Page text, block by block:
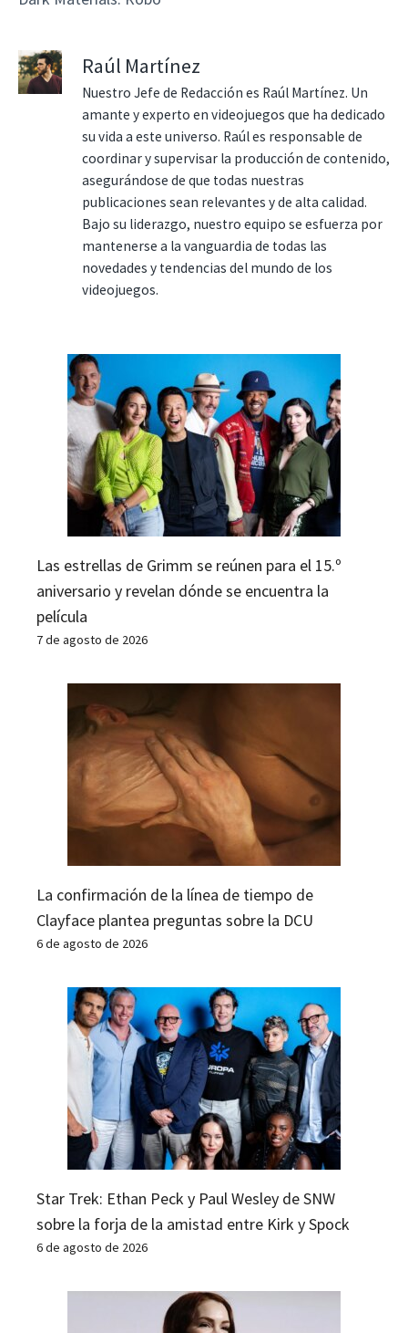
Raúl Martínez
Nuestro Jefe de Redacción es Raúl Martínez. Un
amante y experto en videojuegos que ha dedicado
su vida a este universo. Raúl es responsable de
coordinar y supervisar la producción de contenido,
asegurándose de que todas nuestras
publicaciones sean relevantes y de alta calidad.
Bajo su liderazgo, nuestro equipo se esfuerza por
mantenerse a la vanguardia de todas las
novedades y tendencias del mundo de los
videojuegos.
Las estrellas de Grimm se reúnen para el 15.º
aniversario y revelan dónde se encuentra la
película
7 de agosto de 2026
La confirmación de la línea de tiempo de
Clayface plantea preguntas sobre la DCU
6 de agosto de 2026
Star Trek: Ethan Peck y Paul Wesley de SNW
sobre la forja de la amistad entre Kirk y Spock
6 de agosto de 2026